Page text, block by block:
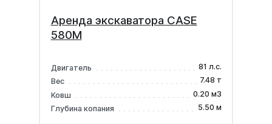
Аренда экскаватора CASE
580M
Двигатель
81 л.с.
Вес
7.48 т
Ковш
0.20 м3
Глубина копания
5.50 м